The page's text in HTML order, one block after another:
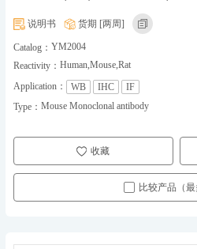
说明书 货期 [两周]
Catalog： YM2004
Reactivity： Human,Mouse,Rat
Application：
WB IHC
IF
Type： Mouse Monoclonal antibody
收藏
比较产品（最